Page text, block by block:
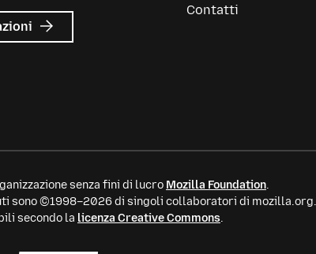
su
Mozilla
Contatti
senza fini di lucro Mozilla Foundation.
sono ©1998–2026 di singoli collaboratori di
secondo la licenza Creative Commons.